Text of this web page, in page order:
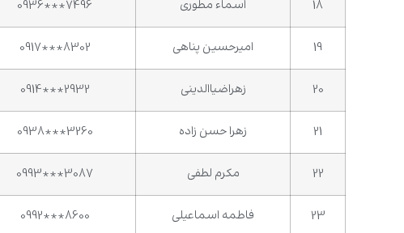
18 اسماء مطوری 0936***7496
19 امیرحسین پناهی 0917***8302
20 زهراضیاالدینی 0914***2932
21 زهرا حسن زاده 0938***3260
22 مکرم لطفی 0993***3087
23 فاطمه اسماعیلی 0992***8600